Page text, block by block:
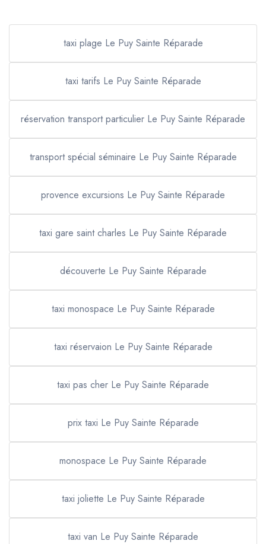
taxi plage Le Puy Sainte Réparade
taxi tarifs Le Puy Sainte Réparade
réservation transport particulier Le Puy Sainte Réparade
transport spécial séminaire Le Puy Sainte Réparade
provence excursions Le Puy Sainte Réparade
taxi gare saint charles Le Puy Sainte Réparade
découverte Le Puy Sainte Réparade
taxi monospace Le Puy Sainte Réparade
taxi réservaion Le Puy Sainte Réparade
taxi pas cher Le Puy Sainte Réparade
prix taxi Le Puy Sainte Réparade
monospace Le Puy Sainte Réparade
taxi joliette Le Puy Sainte Réparade
taxi van Le Puy Sainte Réparade